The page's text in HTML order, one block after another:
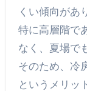
くい傾向があ
特に高層階で
なく、夏場で
そのため、冷
というメリッ